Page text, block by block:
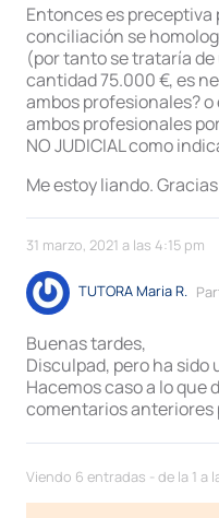
Entonces es preceptiva
conciliación se
(por tanto se trataría de
cantidad 75.000 €, es
ambos profesionales?
ambos profesionales
NO JUDICIAL como
Me estoy liando.
31 marzo, 2021 a las 4:15 pm
TUTORA Maria R.
Buenas tardes,
Disculpad, pero ha
Hacemos caso a lo que
comentarios anteriores
Viendo 6 entradas - de la 1 a